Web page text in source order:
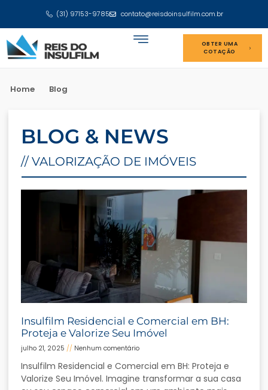
(31) 97153-9785 contato@reisdoinsulfilm.com.br
OBTER UMA
COTAÇÃO
Home Blog
BLOG & NEWS
// VALORIZAÇÃO DE IMÓVEIS
Insulfilm Residencial e Comercial em BH:
Proteja e Valorize Seu Imóvel
julho 21, 2025 Nenhum comentário
Insulfilm Residencial e Comercial em BH: Proteja e
Valorize Seu Imóvel. Imagine transformar a sua casa